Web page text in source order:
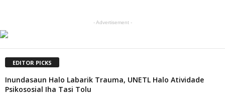
- Advertisement -
EDITOR PICKS
Inundasaun Halo Labarik Trauma, UNETL Halo Atividade
Psikososial Iha Tasi Tolu